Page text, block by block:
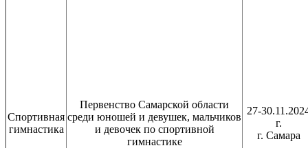
Спортивная
гимнастика
Первенство Самарской области
среди юношей и девушек, мальчиков
и девочек по спортивной
гимнастике
27-
г.
г. Самара